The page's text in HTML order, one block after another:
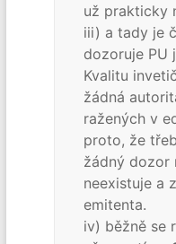
už prakticky
iii) a tady je
dozoruje PU
Kvalitu
žádná
ražených v
proto, že
žádný dozor
neexistuje a
emitenta.
iv) běžně se